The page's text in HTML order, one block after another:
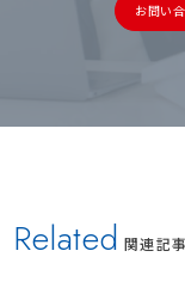
お問い
Related 関連記事